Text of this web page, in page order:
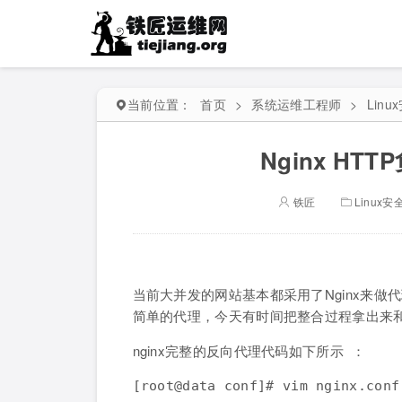
当前位置： 首页 > 系统运维工程师 >
Nginx HTTP
铁匠 Linux安
当前大并发的网站基本都采用了Nginx来做
简单的代理，今天有时间把整合过程拿出
nginx完整的反向代理代码如下所示 ：
[root@data conf]# vim nginx.conf